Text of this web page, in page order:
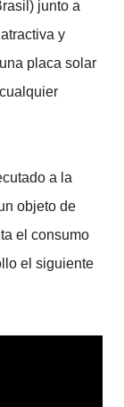
junto a
y
placa solar
a la
objeto de
el consumo
el siguiente